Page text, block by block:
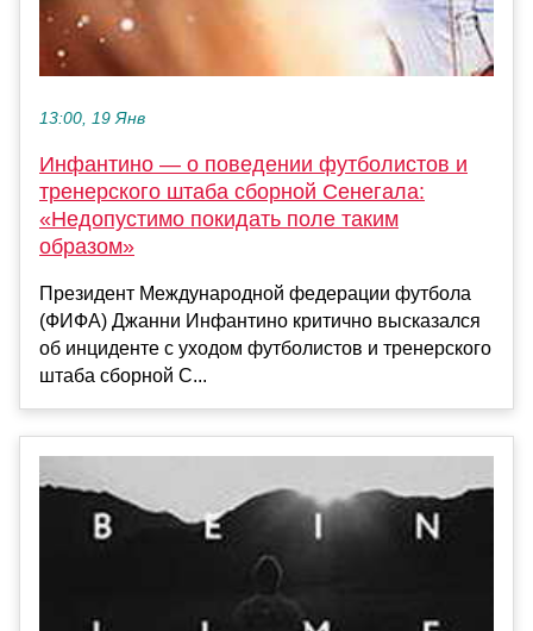
13:00, 19 Янв
Инфантино — о поведении футболистов и
тренерского штаба сборной Сенегала:
«Недопустимо покидать поле таким
образом»
Президент Международной федерации футбола
(ФИФА) Джанни Инфантино критично высказался
об инциденте с уходом футболистов и тренерского
штаба сборной С...